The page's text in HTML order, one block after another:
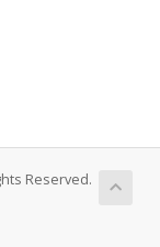
Reserved.